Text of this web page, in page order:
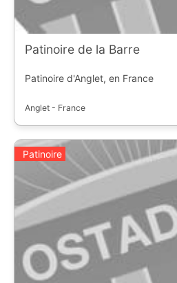
Patinoire de la Barre
Patinoire d'Anglet, en France
Anglet - France
Patinoire